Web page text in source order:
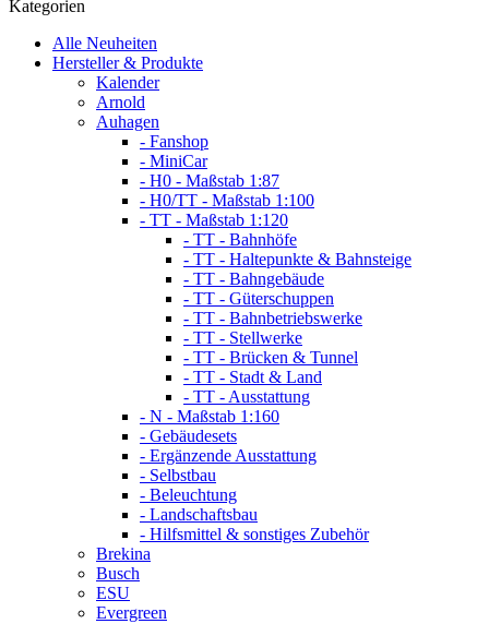
Kategorien
Alle Neuheiten
Hersteller & Produkte
Kalender
Arnold
Auhagen
- Fanshop
- MiniCar
- H0 - Maßstab 1:87
- H0/TT - Maßstab 1:100
- TT - Maßstab 1:120
- TT - Bahnhöfe
- TT - Haltepunkte & Bahnsteige
- TT - Bahngebäude
- TT - Güterschuppen
- TT - Bahnbetriebswerke
- TT - Stellwerke
- TT - Brücken & Tunnel
- TT - Stadt & Land
- TT - Ausstattung
- N - Maßstab 1:160
- Gebäudesets
- Ergänzende Ausstattung
- Selbstbau
- Beleuchtung
- Landschaftsbau
- Hilfsmittel & sonstiges Zubehör
Brekina
Busch
ESU
Evergreen